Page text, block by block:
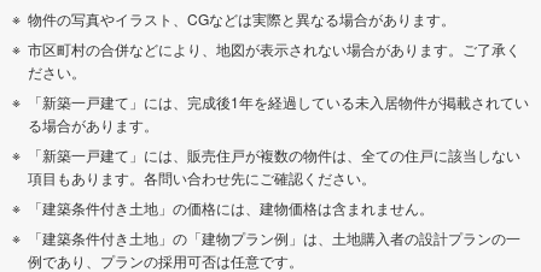
物件の写真やイラスト、CGなどは実際と異なる場合があります。
市区町村の合併などにより、地図が表示されない場合があります。ご了承く
ださい。
「新築一戸建て」には、完成後1年を経過している未入居物件が掲載されてい
る場合があります。
「新築一戸建て」には、販売住戸が複数の物件は、全ての住戸に該当しない
項目もあります。各問い合わせ先にご確認ください。
「建築条件付き土地」の価格には、建物価格は含まれません。
「建築条件付き土地」の「建物プラン例」は、土地購入者の設計プランの一
例であり、プランの採用可否は任意です。